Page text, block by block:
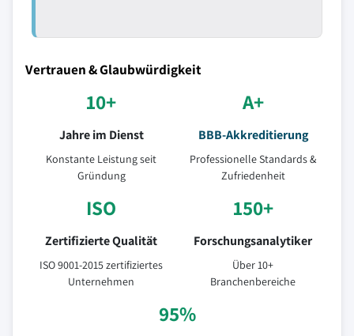
Vertrauen & Glaubwürdigkeit
10+
Jahre im Dienst
Konstante Leistung seit
Gründung
A+
BBB-Akkreditierung
Professionelle Standards &
Zufriedenheit
ISO
Zertifizierte Qualität
ISO 9001-2015 zertifiziertes
Unternehmen
150+
Forschungsanalytiker
Über 10+
Branchenbereiche
95%